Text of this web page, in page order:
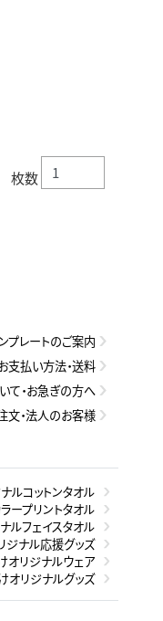
枚数
プレートのご案内
支払い方法・送料
て・お急ぎの方へ
文・法人のお客様
ルコットンタオル
ープリントタオル
ルフェイスタオル
ジナル応援グッズ
オリジナルウェア
オリジナルグッズ